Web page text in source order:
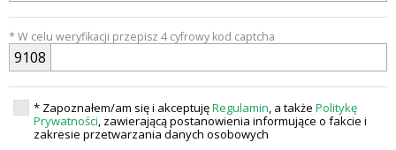
* W celu weryfikacji przepisz 4 cyfrowy kod captcha
9108
* Zapoznałem/am się i akceptujęRegulamin, a także Politykę
Prywatności, zawierającą postanowienia informujące o fakcie i
zakresie przetwarzania danych osobowych